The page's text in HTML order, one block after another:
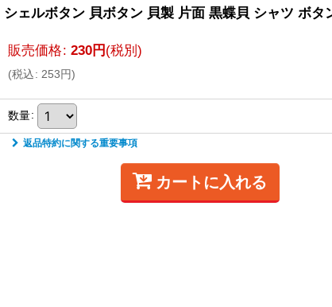
シェルボタン 貝ボタン 貝製 片面 黒蝶貝 シャツ ボ
販売価格: 230円(税別)
(税込: 253円)
数量:
返品特約に関する重要事項
カートに入れる